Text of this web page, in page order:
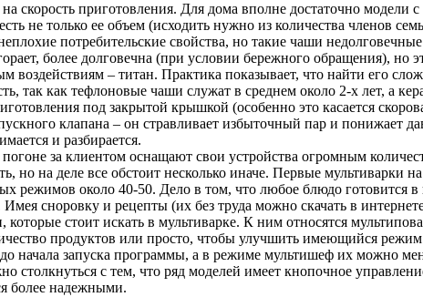
скорость приготовления. Для дома вполне достаточно модели с
не только ее объем (исходить нужно из количества членов
потребительские свойства, но такие чаши
более долговечна (при условии бережного обращения),
воздействиям – титан. Практика показывает, что найти его
так как тефлоновые чаши служат в среднем около 2-х лет, а
под закрытой крышкой (особенно это касается
клапана – он стравливает избыточный пар и понижает
и разбирается.
за клиентом оснащают свои устройства огромным
но на деле все обстоит несколько иначе. Первые
режимов около 40-50. Дело в том, что любое блюдо готовится
сноровку и рецепты (их без труда можно скачать в
которые стоит искать в мультиварке. К ним относятся
продуктов или просто, чтобы улучшить имеющийся
начала запуска программы, а в режиме мультишеф их можно
столкнуться с тем, что ряд моделей имеет кнопочное
более надежными.